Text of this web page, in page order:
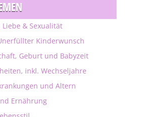
& Sexualität
Kinderwunsch
Geburt und Babyzeit
inkl. Wechseljahre
und Altern
Ernährung